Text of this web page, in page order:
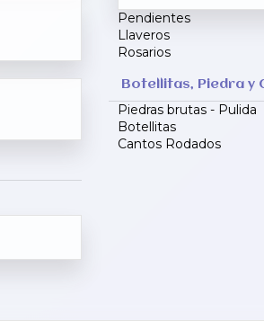
Pendientes
Llaveros
Rosarios
Botellitas, Piedra y
Piedras brutas - Pulida
Botellitas
Cantos Rodados